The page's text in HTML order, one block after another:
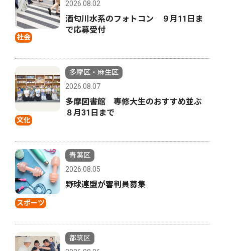
社会
2026.08.02
酒匂川水系のフォトコン ９月11日ま
で応募受付
文化
多摩区・麻生区
2026.08.07
多摩図書館 専修大生のおすすめ並ぶ
８月31日まで
スポーツ
青葉区
2026.08.05
野球連盟が審判員募集
都筑区